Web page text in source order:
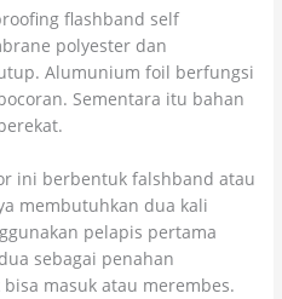
flashband self
polyester dan
Alumunium foil berfungsi
Sementara itu bahan
ini berbentuk falshband atau
membutuhkan dua kali
pelapis pertama
sebagai penahan
masuk atau merembes.